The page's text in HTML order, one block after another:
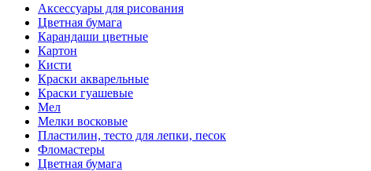
Аксессуары для рисования
Цветная бумага
Карандаши цветные
Картон
Кисти
Краски акварельные
Краски гуашевые
Мел
Мелки восковые
Пластилин, тесто для лепки, песок
Фломастеры
Цветная бумага